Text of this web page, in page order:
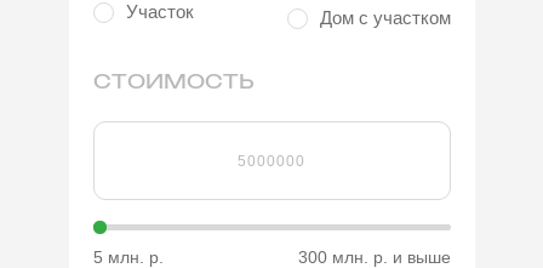
Участок Дом с участком
СТОИМОСТЬ
5 млн. р. 300 млн. р. и выше